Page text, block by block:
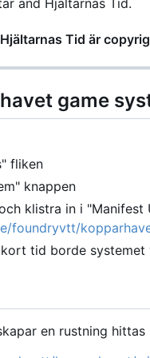
Tid är
game
fliken
knappen
klistra in i "Manifest
foundryvtt/
tid borde systemet
en rustning hittas